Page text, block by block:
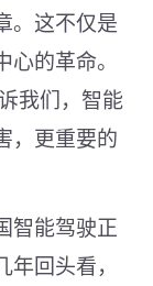
。这不仅是
的革命。
我们，智能
，更重要的
智能驾驶正
回头看，